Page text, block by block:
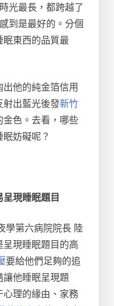
光最長，都跨越了
到是最好的。分個
東西的品質最
他的純金箔信用
射出藍光後發新竹
金色。去看，哪些
妨礙呢？
現睡眠題目
學第六病院院長 陸
現睡眠題目的高
要給他們足夠的追
讓他睡眠呈現題
心理的緣由、家務